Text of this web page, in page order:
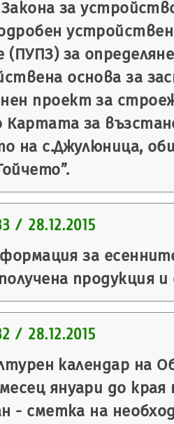
Закона за
устройствен
(ПУПЗ) за
основа за
проект за
за
на с.Джулюница,
/ 28.12.2015
за
продукция
/ 28.12.2015
календар на
януари до края
- сметка на